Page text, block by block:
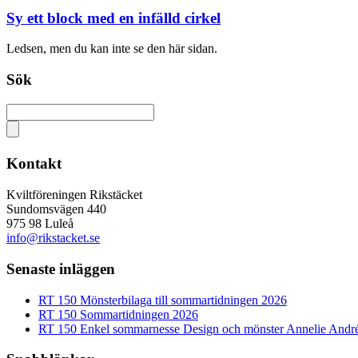
Sy ett block med en infälld cirkel
Ledsen, men du kan inte se den här sidan.
Sök
Kontakt
Kviltföreningen Rikstäcket
Sundomsvägen 440
975 98 Luleå
info@rikstacket.se
Senaste inläggen
RT 150 Mönsterbilaga till sommartidningen 2026
RT 150 Sommartidningen 2026
RT 150 Enkel sommarnesse Design och mönster Annelie